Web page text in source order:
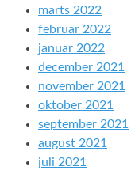
marts 2022
februar 2022
januar 2022
december 2021
november 2021
oktober 2021
september 2021
august 2021
juli 2021